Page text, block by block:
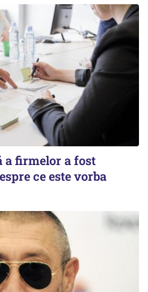
a firmelor a fost
ce este vorba